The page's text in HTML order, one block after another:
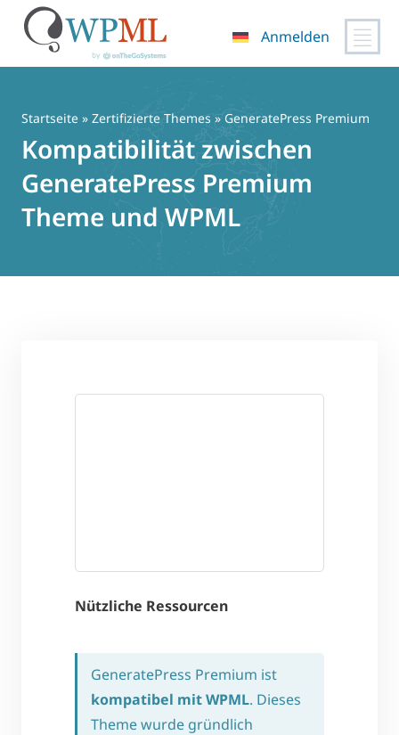
springen
Anmelden
Startseite » Zertifizierte Themes » GeneratePress Premium
Kompatibilität zwischen
GeneratePress Premium
Theme und WPML
Nützliche Ressourcen
GeneratePress Premium ist
kompatibel mit WPML. Dieses
Theme wurde gründlich